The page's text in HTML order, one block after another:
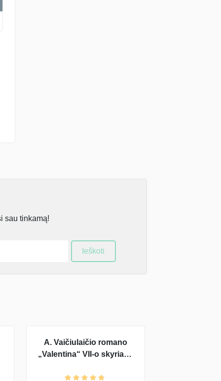
sau tinkamą!
Ieškoti
A. Vaičiulaičio romano
„Valentina“ VII-o skyriaus